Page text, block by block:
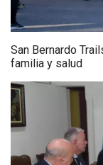
San Bernardo
familia y salud